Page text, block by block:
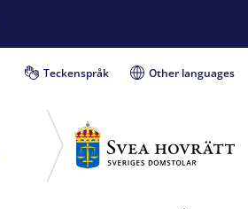
Teckenspråk Other languages